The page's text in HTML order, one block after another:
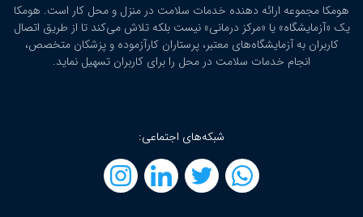
هومکا مجموعه ارائه‌ دهنده خدمات سلامت در منزل و محل کار است. هومکا
یک «آزمایشگاه» یا «مرکز درمانی» نیست بلکه تلاش می‌کند تا از طریق اتصال
کاربران به آزمایشگاه‌های معتبر، پرستاران کارآزموده و پزشکان متخصص،
انجام خدمات سلامت در محل را برای کاربران تسهیل نماید.
شبکه‌های اجتماعی: